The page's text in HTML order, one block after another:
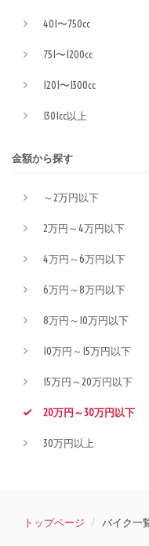
401〜750cc
751〜1200cc
1201〜1300cc
1301cc以上
金額から探す
～2万円以下
2万円～4万円以下
4万円～6万円以下
6万円～8万円以下
8万円～10万円以下
10万円～15万円以下
15万円～20万円以下
20万円～30万円以下
30万円以上
トップページ バイク一